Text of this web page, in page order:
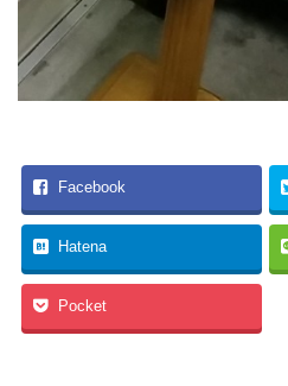
Facebook
Hatena
Pocket